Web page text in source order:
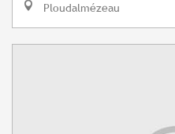
Ploudalmézeau